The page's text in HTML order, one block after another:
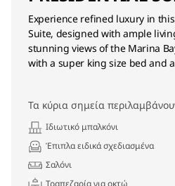
Experience refined luxury in
Suite, designed with ample
stunning views of the Marina
with a super king size bed and
Τα κύρια σημεία
Ιδιωτικό μπαλκόνι
Έπιπλα ειδικά σχεδιασμένα
Σαλόνι
Τραπεζαρία για οκτώ